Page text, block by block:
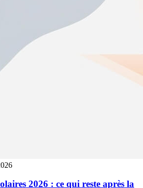
2026 : ce qui reste après la